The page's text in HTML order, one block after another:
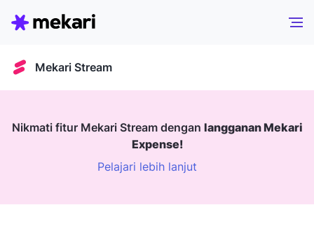
Mekari Stream
Nikmati fitur Mekari Stream dengan langganan Mekari
Expense!
Pelajari lebih lanjut